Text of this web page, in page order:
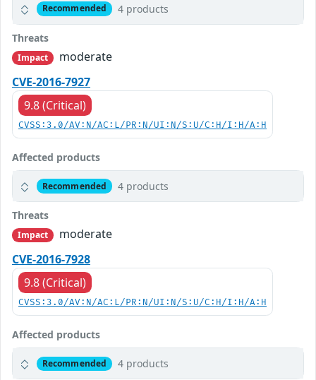
Recommended 4 products
Threats
Impact
moderate
CVE-2016-7927
9.8 (Critical)
CVSS:3.0/AV:N/AC:L/PR:N/UI:N/S:U/C:H/I:H/A:H
Affected products
Recommended 4 products
Threats
Impact
moderate
CVE-2016-7928
9.8 (Critical)
CVSS:3.0/AV:N/AC:L/PR:N/UI:N/S:U/C:H/I:H/A:H
Affected products
Recommended 4 products